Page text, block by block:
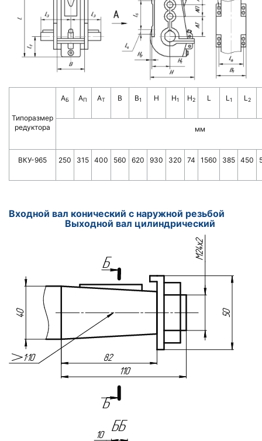
Типоразмер
редуктора
АБ АП АТ B B1 H H1 H2 L L 1 L 2
мм
ВКУ-965 250 315 400 560 620 930 320 74 1560 385 450
Входной вал конический с наружной резьбой
Выходной вал цилиндрический